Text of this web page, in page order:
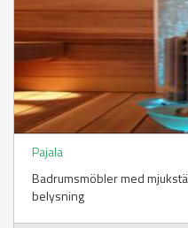
Pajala
Badrumsmöbler med
belysning